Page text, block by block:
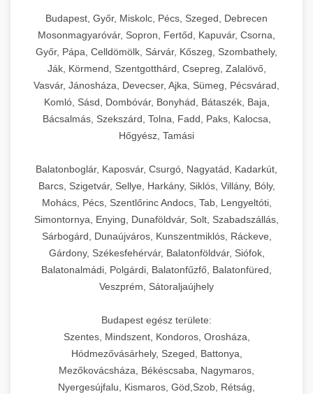
Budapest, Győr, Miskolc, Pécs, Szeged, Debrecen
Mosonmagyaróvár, Sopron, Fertőd, Kapuvár, Csorna,
Győr, Pápa, Celldömölk, Sárvár, Kőszeg, Szombathely,
Ják, Körmend, Szentgotthárd, Csepreg, Zalalövő,
Vasvár, Jánosháza, Devecser, Ajka, Sümeg, Pécsvárad,
Komló, Sásd, Dombóvár, Bonyhád, Bátaszék, Baja,
Bácsalmás, Szekszárd, Tolna, Fadd, Paks, Kalocsa,
Hőgyész, Tamási
Balatonboglár, Kaposvár, Csurgó, Nagyatád, Kadarkút,
Barcs, Szigetvár, Sellye, Harkány, Siklós, Villány, Bóly,
Mohács, Pécs, Szentlőrinc Andocs, Tab, Lengyeltóti,
Simontornya, Enying, Dunaföldvár, Solt, Szabadszállás,
Sárbogárd, Dunaújváros, Kunszentmiklós, Ráckeve,
Gárdony, Székesfehérvár, Balatonföldvár, Siófok,
Balatonalmádi, Polgárdi, Balatonfűzfő, Balatonfüred,
Veszprém, Sátoraljaújhely
Budapest egész területe:
Szentes, Mindszent, Kondoros, Orosháza,
Hódmezővásárhely, Szeged, Battonya,
Mezőkovácsháza, Békéscsaba, Nagymaros,
Nyergesújfalu, Kismaros, Göd,Szob, Rétság,